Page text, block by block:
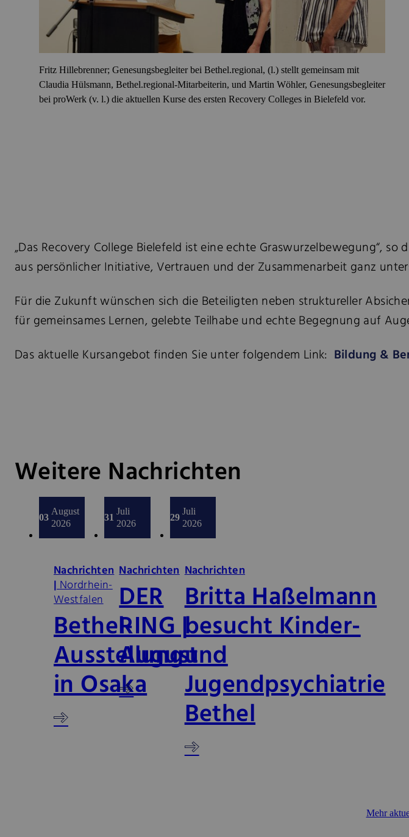
Fritz Hillebrenner; Genesungsbegleiter bei Bethel.regional, (l.) stellt gemeinsam mit
Claudia Hülsmann, Bethel.regional-Mitarbeiterin, und Martin Wöhler, Genesungsbegleiter
bei proWerk (v. l.) die aktuellen Kurse des ersten Recovery Colleges in Bielefeld vor.
„Das Recovery College Bielefeld ist eine echte Graswurzelbewegung“,
aus persönlicher Initiative, Vertrauen und der Zusammenarbeit ganz
Für die Zukunft wünschen sich die Beteiligten neben struktureller
für gemeinsames Lernen, gelebte Teilhabe und echte Begegnung auf
Das aktuelle Kursangebot finden Sie unter folgendem Link: Bildung &
Weitere Nachrichten
03
August
2026
Nachrichten
|Nordrhein-
Westfalen
Bethel-
Ausstellung
in Osaka
31
Juli
2026
Nachrichten
DER
RING |
August
29
Juli
2026
Nachrichten
Britta Haßelmann
besucht Kinder-
und
Jugendpsychiatrie
Bethel
Mehr